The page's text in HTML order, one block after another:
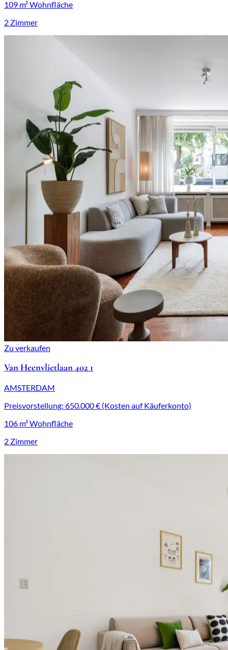
109 m² Wohnfläche
2 Zimmer
Zu verkaufen
Van Heenvlietlaan 402 1
AMSTERDAM
Preisvorstellung: 650.000 € (Kosten auf Käuferkonto)
106 m² Wohnfläche
2 Zimmer